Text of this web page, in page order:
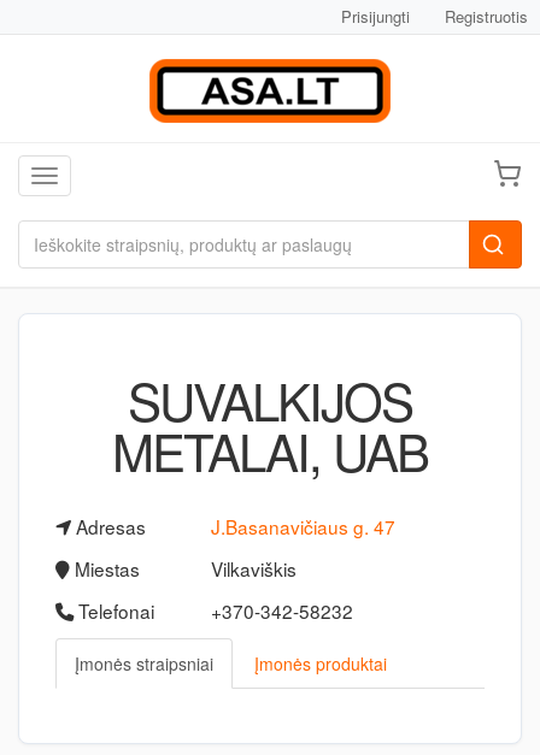
Prisijungti Registruotis
Toggle navigation
SUVALKIJOS
METALAI, UAB
Adresas
J.Basanavičiaus g. 47
Miestas
Vilkaviškis
Telefonai
+370-342-58232
Įmonės straipsniai Įmonės produktai